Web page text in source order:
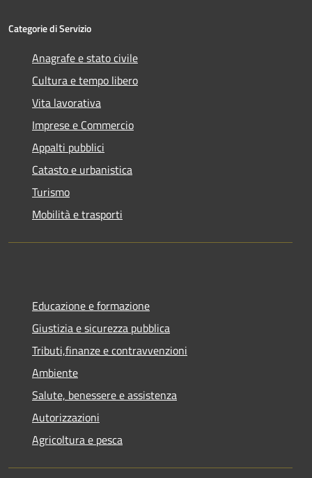
Categorie di Servizio
Anagrafe e stato civile
Cultura e tempo libero
Vita lavorativa
Imprese e Commercio
Appalti pubblici
Catasto e urbanistica
Turismo
Mobilità e trasporti
Educazione e formazione
Giustizia e sicurezza pubblica
Tributi,finanze e contravvenzioni
Ambiente
Salute, benessere e assistenza
Autorizzazioni
Agricoltura e pesca